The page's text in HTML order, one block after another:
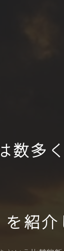
数多
紹介